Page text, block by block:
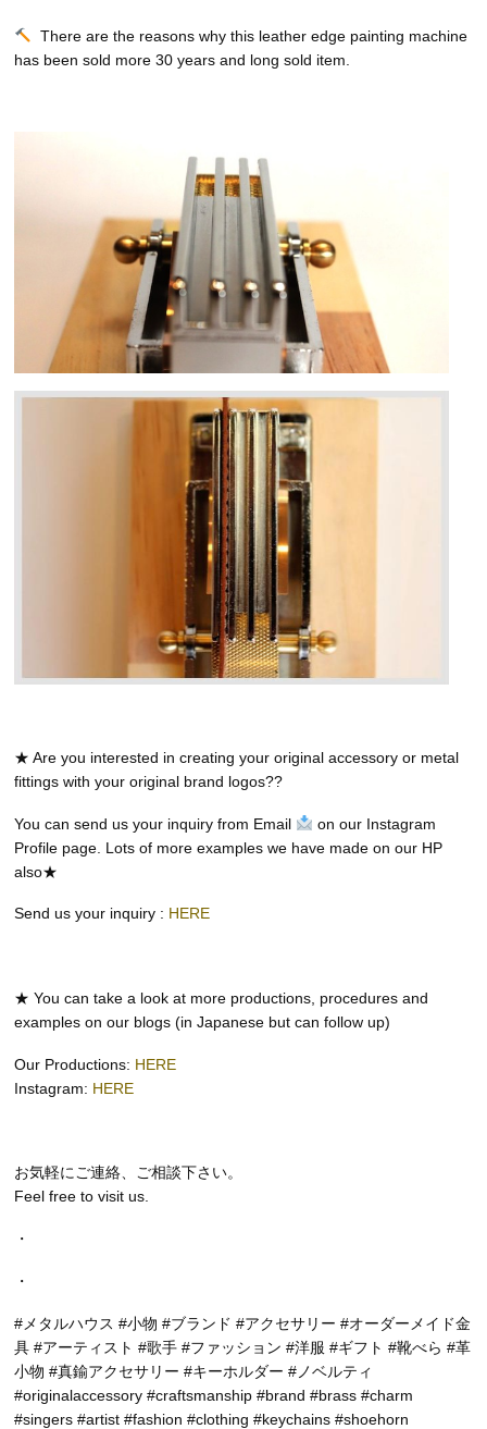
There are the reasons why this leather edge painting machine
has been sold more 30 years and long sold item.
★ Are you interested in creating your original accessory or metal
fittings with your original brand logos??
You can send us your inquiry from Email
on our Instagram
Profile page. Lots of more examples we have made on our HP
also★
Send us your inquiry : HERE
★ You can take a look at more productions, procedures and
examples on our blogs (in Japanese but can follow up)
Our Productions: HERE
Instagram: HERE
お気軽にご連絡、ご相談下さい。
Feel free to visit us.
・
・
#メタルハウス #小物 #ブランド #アクセサリー #オーダーメイド金
具 #アーティスト #歌手 #ファッション #洋服 #ギフト #靴べら #革
小物 #真鍮アクセサリー #キーホルダー #ノベルティ
#originalaccessory #craftsmanship #brand #brass #charm
#singers #artist #fashion #clothing #keychains #shoehorn